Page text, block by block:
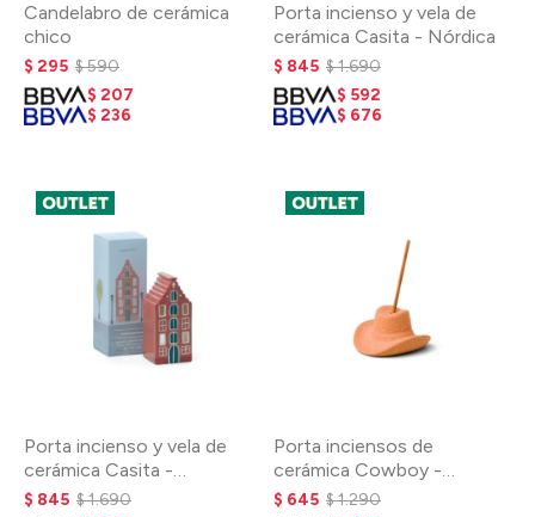
Candelabro de cerámica
chico
$ 295 $590
$ 207
$ 236
Porta incienso y vela de
cerámica Casita - Nórdica
$ 845 $1.690
$ 592
$ 676
Porta incienso y vela de
cerámica Casita -
Amsterdam
$ 845 $1.690
Porta inciensos de
cerámica Cowboy -
Terracota
$ 645 $1.290